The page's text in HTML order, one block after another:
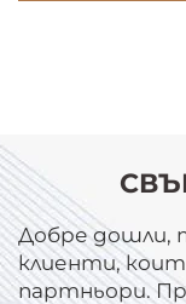
Добре дошли,
клиенти,
партньори.